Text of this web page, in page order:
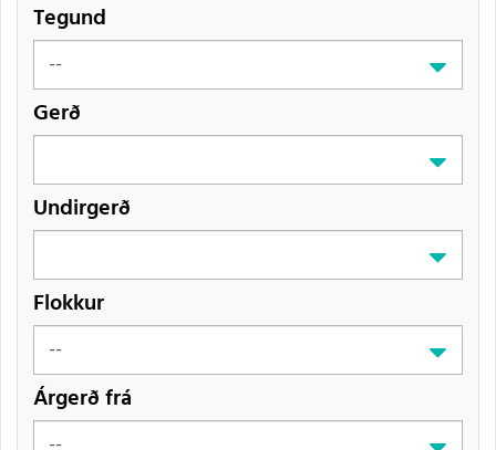
Tegund
Gerð
Undirgerð
Flokkur
Árgerð frá